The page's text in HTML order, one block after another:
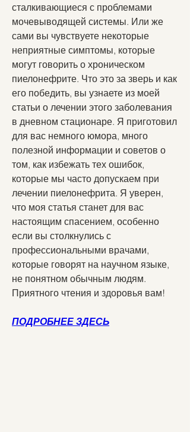
сталкивающиеся с проблемами
мочевыводящей системы. Или же
сами вы чувствуете некоторые
неприятные симптомы, которые
могут говорить о хроническом
пиелонефрите. Что это за зверь и как
его победить, вы узнаете из моей
статьи о лечении этого заболевания
в дневном стационаре. Я приготовил
для вас немного юмора, много
полезной информации и советов о
том, как избежать тех ошибок,
которые мы часто допускаем при
лечении пиелонефрита. Я уверен,
что моя статья станет для вас
настоящим спасением, особенно
если вы столкнулись с
профессиональными врачами,
которые говорят на научном языке,
не понятном обычным людям.
Приятного чтения и здоровья вам!
ПОДРОБНЕЕ ЗДЕСЬ